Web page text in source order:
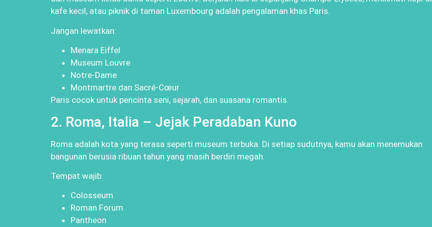
kafe kecil, atau piknik di taman Luxembourg adalah pengalaman khas Paris.
Jangan lewatkan:
Menara Eiffel
Museum Louvre
Notre-Dame
Montmartre dan Sacré-Cœur
Paris cocok untuk pencinta seni, sejarah, dan suasana romantis.
2. Roma, Italia – Jejak Peradaban Kuno
Roma adalah kota yang terasa seperti museum terbuka. Di setiap sudutnya, kamu akan menemukan
bangunan berusia ribuan tahun yang masih berdiri megah.
Tempat wajib:
Colosseum
Roman Forum
Pantheon